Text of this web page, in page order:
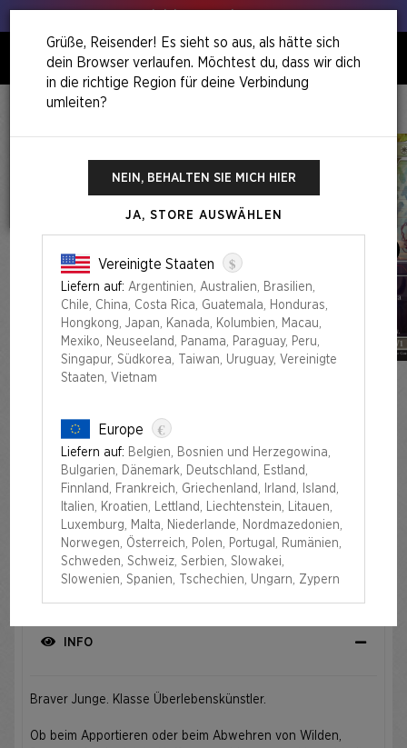
0
Home Rad Superdrop
SECRET LAIR X FALLOUT®: GREET THE DOG FOIL
EDITION​
Auflage
FOIL NON-FOIL
NICHT MEHR VERFÜGBAR
INFO
Braver Junge. Klasse Überlebenskünstler.
Ob beim Apportieren oder beim Abwehren von Wilden,
Grüße, Reisender! Es sieht so aus, als hätte sich
dein Browser verlaufen. Möchtest du, dass wir dich
in die richtige Region für deine Verbindung
umleiten?
NEIN, BEHALTEN SIE MICH HIER
JA, STORE AUSWÄHLEN
Vereinigte Staaten $
Liefern auf: Argentinien, Australien, Brasilien,
Chile, China, Costa Rica, Guatemala, Honduras,
Hongkong, Japan, Kanada, Kolumbien, Macau,
Mexiko, Neuseeland, Panama, Paraguay, Peru,
Singapur, Südkorea, Taiwan, Uruguay, Vereinigte
Staaten, Vietnam
Europe €
Liefern auf: Belgien, Bosnien und Herzegowina,
Bulgarien, Dänemark, Deutschland, Estland,
Finnland, Frankreich, Griechenland, Irland, Island,
Italien, Kroatien, Lettland, Liechtenstein, Litauen,
Luxemburg, Malta, Niederlande, Nordmazedonien,
Norwegen, Österreich, Polen, Portugal, Rumänien,
Schweden, Schweiz, Serbien, Slowakei,
Slowenien, Spanien, Tschechien, Ungarn, Zypern